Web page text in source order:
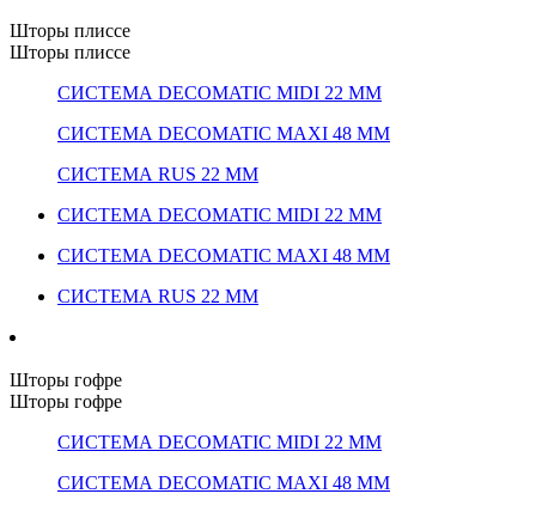
Шторы плиссе
Шторы плиссе
СИСТЕМА DECOMATIC MIDI 22 ММ
СИСТЕМА DECOMATIC MAXI 48 ММ
СИСТЕМА RUS 22 ММ
СИСТЕМА DECOMATIC MIDI 22 ММ
СИСТЕМА DECOMATIC MAXI 48 ММ
СИСТЕМА RUS 22 ММ
Шторы гофре
Шторы гофре
СИСТЕМА DECOMATIC MIDI 22 ММ
СИСТЕМА DECOMATIC MAXI 48 ММ